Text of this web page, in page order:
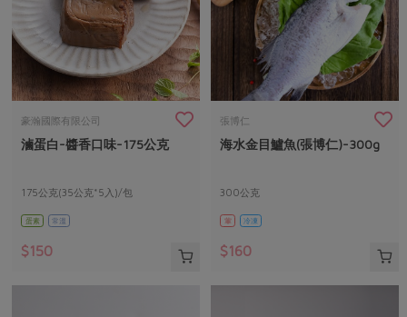
豪瀚國際有限公司
滷蛋白-醬香口味-175公克
175公克(35公克*5入)/包
蛋素 常溫
$150
張博仁
海水金目鱸魚(張博仁)-300g
300公克
葷 冷凍
$160